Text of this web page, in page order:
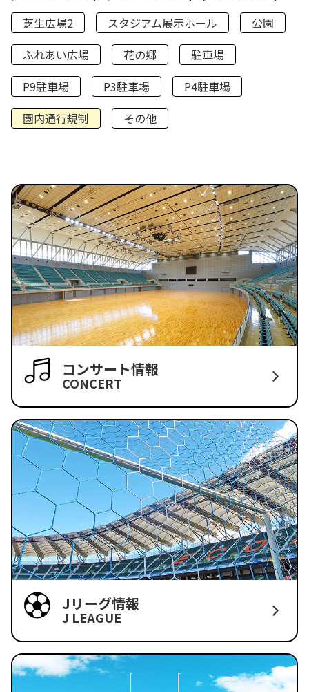
芝生広場2
スタジアム展示ホール
公園
ふれあい広場
花の郷
駐車場
P9駐車場
P3駐車場
P4駐車場
園内通行規制
その他
コンサート情報
CONCERT
Jリーグ情報
J LEAGUE